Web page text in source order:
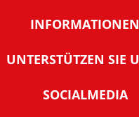
INFORMATIONEN
Warum
zur Nutzung der
UNTERSTÜTZEN SIE
SOCIALMEDIA